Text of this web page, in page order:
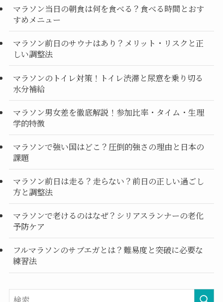
マラソン当日の朝食は何を食べる？食べる時間とおす
すめメニュー
マラソン前日のサウナはあり？メリット・リスクと正
しい調整法
マラソンのトイレ対策！トイレ渋滞と尿意を乗り切る
水分補給
マラソン男女差を徹底解説！参加比率・タイム・生理
学的特徴
マラソンで強い国はどこ？圧倒的強さの理由と日本の
課題
マラソン前日は走る？走らない？前日の正しい過ごし
方と調整法
マラソンで老けるのはなぜ？シリアスランナーの老化
予防ケア
フルマラソンのサブエガとは？難易度と突破に必要な
練習法